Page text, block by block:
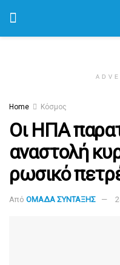
Home Κόσμος
Οι ΗΠΑ
αναστολή
ρωσικό
Από ΟΜΑΔΑ ΣΥΝΤΑΞΗΣ